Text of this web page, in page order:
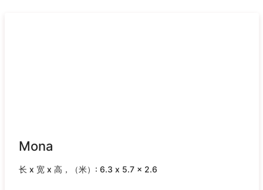
Mona
长 x 宽 x 高，（米）: 6.3 x 5.7 x 2.6